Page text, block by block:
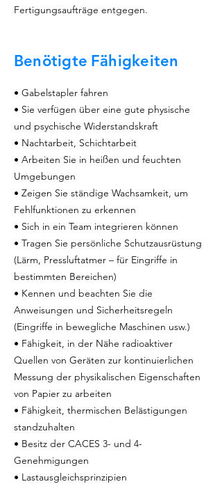
Fertigungsaufträge entgegen.
Benötigte Fähigkeiten
• Gabelstapler fahren
• Sie verfügen über eine gute physische
und psychische Widerstandskraft
• Nachtarbeit, Schichtarbeit
• Arbeiten Sie in heißen und feuchten
Umgebungen
• Zeigen Sie ständige Wachsamkeit, um
Fehlfunktionen zu erkennen
• Sich in ein Team integrieren können
• Tragen Sie persönliche Schutzausrüstung
(Lärm, Pressluftatmer – für Eingriffe in
bestimmten Bereichen)
• Kennen und beachten Sie die
Anweisungen und Sicherheitsregeln
(Eingriffe in bewegliche Maschinen usw.)
• Fähigkeit, in der Nähe radioaktiver
Quellen von Geräten zur kontinuierlichen
Messung der physikalischen Eigenschaften
von Papier zu arbeiten
• Fähigkeit, thermischen Belästigungen
standzuhalten
• Besitz der CACES 3- und 4-
Genehmigungen
• Lastausgleichsprinzipien